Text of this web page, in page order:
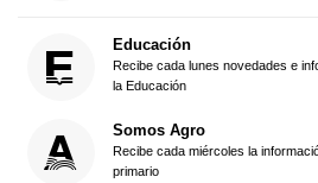
Educación
Recibe cada lunes novedades e
la Educación
Somos Agro
Recibe cada miércoles la
primario